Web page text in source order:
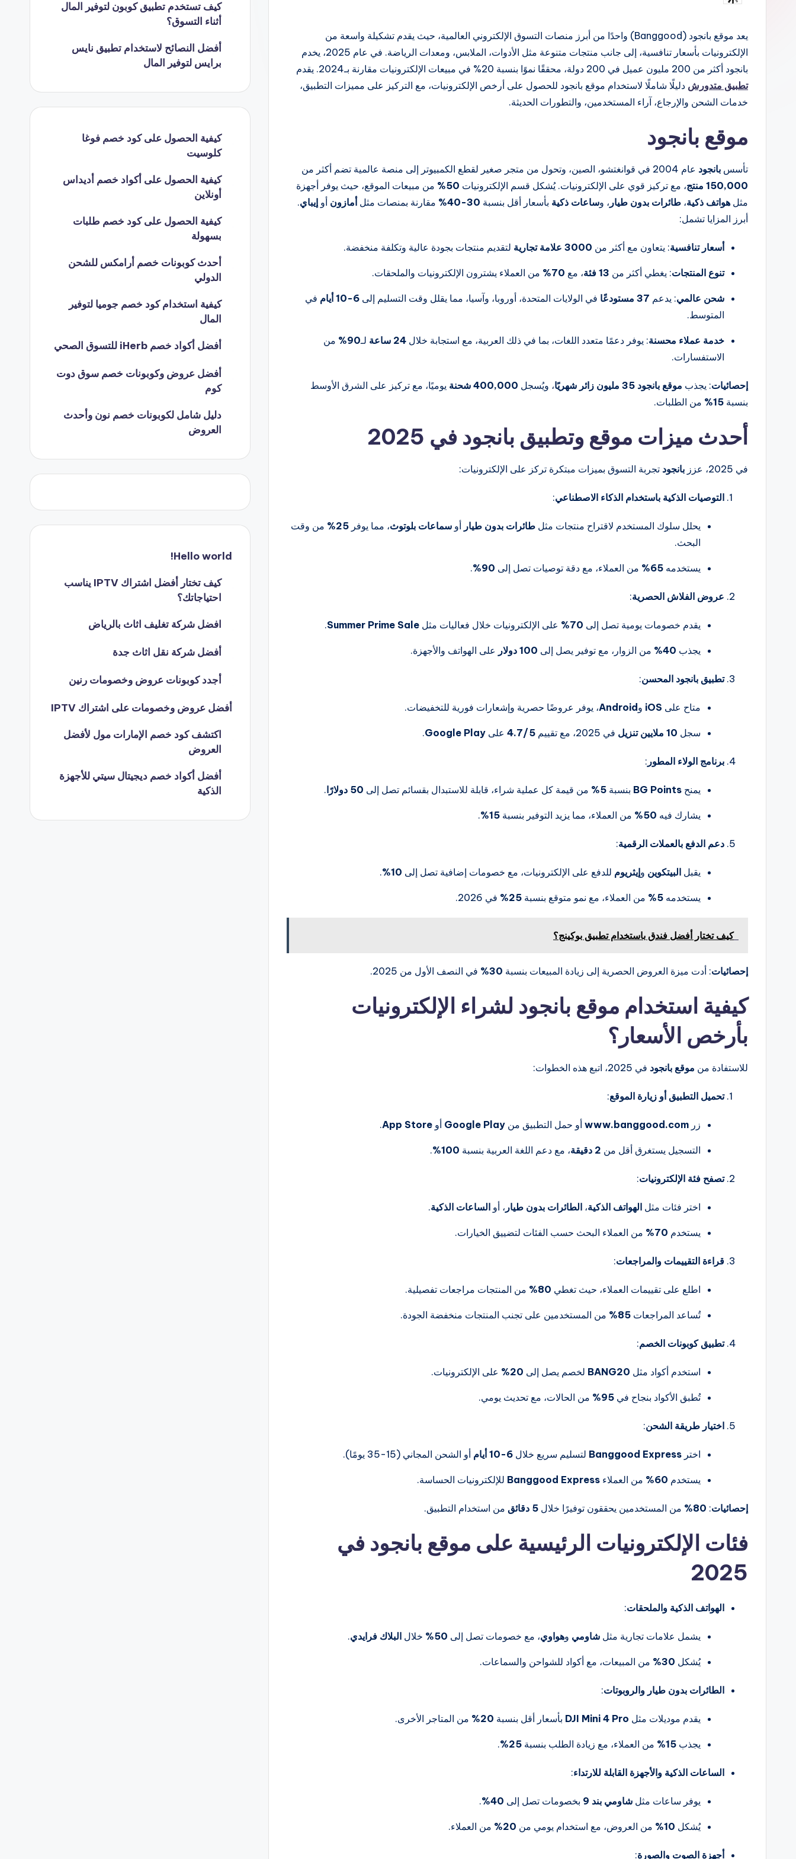
النشر
يعد موقع بانجود (Banggood) واحدًا من أبرز منصات التسوق الإلكتروني العالمية، حيث يقدم تشكيلة واسعة من
الإلكترونيات بأسعار تنافسية، إلى جانب منتجات متنوعة مثل الأدوات، الملابس، ومعدات الرياضة. في عام 2025، يخدم
بانجود أكثر من 200 مليون عميل في 200 دولة، محققًا نموًا بنسبة 20% في مبيعات الإلكترونيات مقارنة بـ2024. يقدم
تطبيق متدورش دليلًا شاملًا لاستخدام موقع بانجود للحصول على أرخص الإلكترونيات، مع التركيز على مميزات التطبيق،
خدمات الشحن والإرجاع، آراء المستخدمين، والتطورات الحديثة.
موقع بانجود
تأسس بانجود عام 2004 في قوانغتشو، الصين، وتحول من متجر صغير لقطع الكمبيوتر إلى منصة عالمية تضم أكثر من
150,000 منتج
، مع تركيز قوي على الإلكترونيات. يُشكل قسم الإلكترونيات 50%
من مبيعات الموقع، حيث يوفر أجهزة
مثل هواتف ذكية، طائرات بدون طيار ، وساعات ذكية بأسعار أقل بنسبة 30-40% مقارنة بمنصات مثل أمازون أو إيباي.
أبرز المزايا تشمل:
أسعار تنافسية: يتعاون مع أكثر من 3000 علامة تجارية لتقديم منتجات بجودة عالية وتكلفة منخفضة.
تنوع المنتجات: يغطي أكثر من 13 فئة ، مع 70% من العملاء يشترون الإلكترونيات والملحقات.
شحن عالمي: يدعم 37 مستودعًا في الولايات المتحدة، أوروبا، وآسيا، مما يقلل وقت التسليم إلى 6-10 أيام
في
المتوسط.
خدمة عملاء محسنة: يوفر دعمًا متعدد اللغات، بما في ذلك العربية، مع استجابة خلال 24 ساعة لـ90%
من
الاستفسارات.
إحصائيات: يجذب موقع بانجود 35 مليون زائر شهريًا ، ويُسجل 400,000 شحنة
يوميًا، مع تركيز على الشرق الأوسط
بنسبة 15% من الطلبات.
أحدث ميزات موقع وتطبيق بانجود في 2025
في 2025، عزز بانجود تجربة التسوق بميزات مبتكرة تركز على الإلكترونيات:
التوصيات الذكية باستخدام الذكاء الاصطناعي:
يحلل سلوك المستخدم لاقتراح منتجات مثل طائرات بدون طيار أو سماعات بلوتوث، مما يوفر 25%
من وقت
البحث.
يستخدمه 65% من العملاء، مع دقة توصيات تصل إلى 90%
.
عروض الفلاش الحصرية:
يقدم خصومات يومية تصل إلى 70% على الإلكترونيات خلال فعاليات مثل Summer Prime Sale
.
يجذب 40% من الزوار، مع توفير يصل إلى 100 دولار على الهواتف والأجهزة.
تطبيق بانجود المحسن:
متاح على iOS و Android، يوفر عروضًا حصرية وإشعارات فورية للتخفيضات.
سجل 10 ملايين تنزيل في 2025، مع تقييم 4.7/5 على Google Play
.
برنامج الولاء المطور :
يمنح BG Points بنسبة 5% من قيمة كل عملية شراء، قابلة للاستبدال بقسائم تصل إلى 50 دولارًا .
يشارك فيه 50% من العملاء، مما يزيد التوفير بنسبة 15%
.
دعم الدفع بالعملات الرقمية:
يقبل البيتكوين وإيثريوم للدفع على الإلكترونيات، مع خصومات إضافية تصل إلى 10%
.
يستخدمه 5% من العملاء، مع نمو متوقع بنسبة 25% في 2026.
كيف تختار أفضل فندق باستخدام تطبيق بوكينج؟
إحصائيات: أدت ميزة العروض الحصرية إلى زيادة المبيعات بنسبة 30% في النصف الأول من 2025.
كيفية استخدام موقع بانجود لشراء الإلكترونيات
بأرخص الأسعار؟
للاستفادة من موقع بانجود في 2025، اتبع هذه الخطوات:
تحميل التطبيق أو زيارة الموقع:
زر www.banggood.com أو حمل التطبيق من Google Play أو App Store
.
التسجيل يستغرق أقل من 2 دقيقة ، مع دعم اللغة العربية بنسبة 100%
.
تصفح فئة الإلكترونيات:
اختر فئات مثل الهواتف الذكية، الطائرات بدون طيار ، أو الساعات الذكية.
يستخدم 70% من العملاء البحث حسب الفئات لتضييق الخيارات.
قراءة التقييمات والمراجعات:
اطلع على تقييمات العملاء، حيث تغطي 80% من المنتجات مراجعات تفصيلية.
تُساعد المراجعات 85% من المستخدمين على تجنب المنتجات منخفضة الجودة.
تطبيق كوبونات الخصم:
استخدم أكواد مثل BANG20 لخصم يصل إلى 20% على الإلكترونيات.
تُطبق الأكواد بنجاح في 95% من الحالات، مع تحديث يومي.
اختيار طريقة الشحن:
اختر Banggood Express لتسليم سريع خلال 6-10 أيام أو الشحن المجاني (15-35 يومًا).
يستخدم 60% من العملاء Banggood Express للإلكترونيات الحساسة.
إحصائيات:
80% من المستخدمين يحققون توفيرًا خلال 5 دقائق من استخدام التطبيق.
فئات الإلكترونيات الرئيسية على موقع بانجود في
2025
الهواتف الذكية والملحقات:
يشمل علامات تجارية مثل شاومي وهواوي، مع خصومات تصل إلى 50% خلال البلاك فرايدي.
يُشكل 30% من المبيعات، مع أكواد للشواحن والسماعات.
الطائرات بدون طيار والروبوتات:
يقدم موديلات مثل DJI Mini 4 Pro بأسعار أقل بنسبة 20% من المتاجر الأخرى.
يجذب 15% من العملاء، مع زيادة الطلب بنسبة 25%
.
الساعات الذكية والأجهزة القابلة للارتداء:
يوفر ساعات مثل شاومي بند 9 بخصومات تصل إلى 40%
.
يُشكل 10% من العروض، مع استخدام يومي من 20% من العملاء.
أجهزة الصوت والصورة:
كيف تستخدم تطبيق كوبون لتوفير المال
أثناء التسوق؟
أفضل النصائح لاستخدام تطبيق نايس
برايس لتوفير المال
كيفية الحصول على كود خصم فوغا
كلوسيت
كيفية الحصول على أكواد خصم أديداس
أونلاين
كيفية الحصول على كود خصم طلبات
بسهولة
أحدث كوبونات خصم أرامكس للشحن
الدولي
كيفية استخدام كود خصم جوميا لتوفير
المال
أفضل أكواد خصم iHerb للتسوق الصحي
أفضل عروض وكوبونات خصم سوق دوت
كوم
دليل شامل لكوبونات خصم نون وأحدث
العروض
Hello world!
كيف تختار أفضل اشتراك IPTV يناسب
احتياجاتك؟
افضل شركة تغليف اثاث بالرياض
أفضل شركة نقل اثاث جدة
أجدد كوبونات عروض وخصومات رنين
أفضل عروض وخصومات على اشتراك IPTV
اكتشف كود خصم الإمارات مول لأفضل
العروض
أفضل أكواد خصم ديجيتال سيتي للأجهزة
الذكية